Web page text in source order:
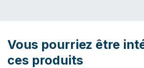
Vous pourriez être
ces produits